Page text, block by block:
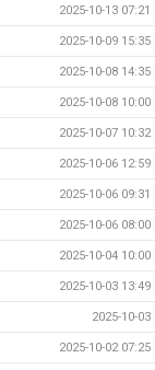
2025-10-13 07:21
2025-10-09 15:35
2025-10-08 14:35
2025-10-08 10:00
2025-10-07 10:32
2025-10-06 12:59
2025-10-06 09:31
2025-10-06 08:00
2025-10-04 10:00
2025-10-03 13:49
2025-10-03
2025-10-02 07:25